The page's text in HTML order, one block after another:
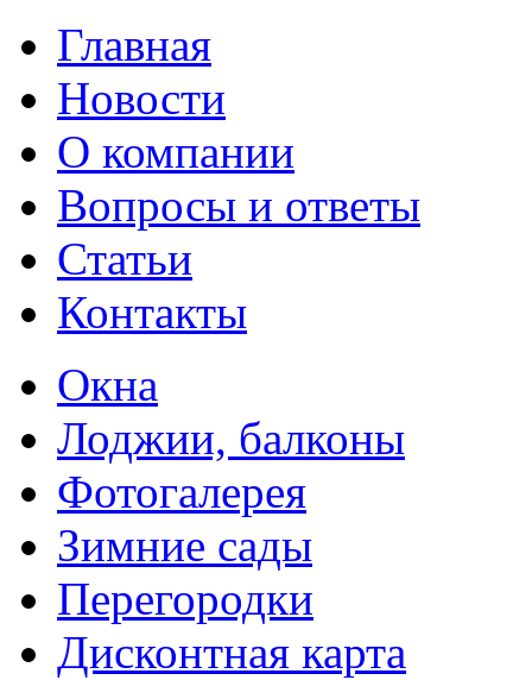
Главная
Новости
О компании
Вопросы и ответы
Статьи
Контакты
Окна
Лоджии, балконы
Фотогалерея
Зимние сады
Перегородки
Дисконтная карта